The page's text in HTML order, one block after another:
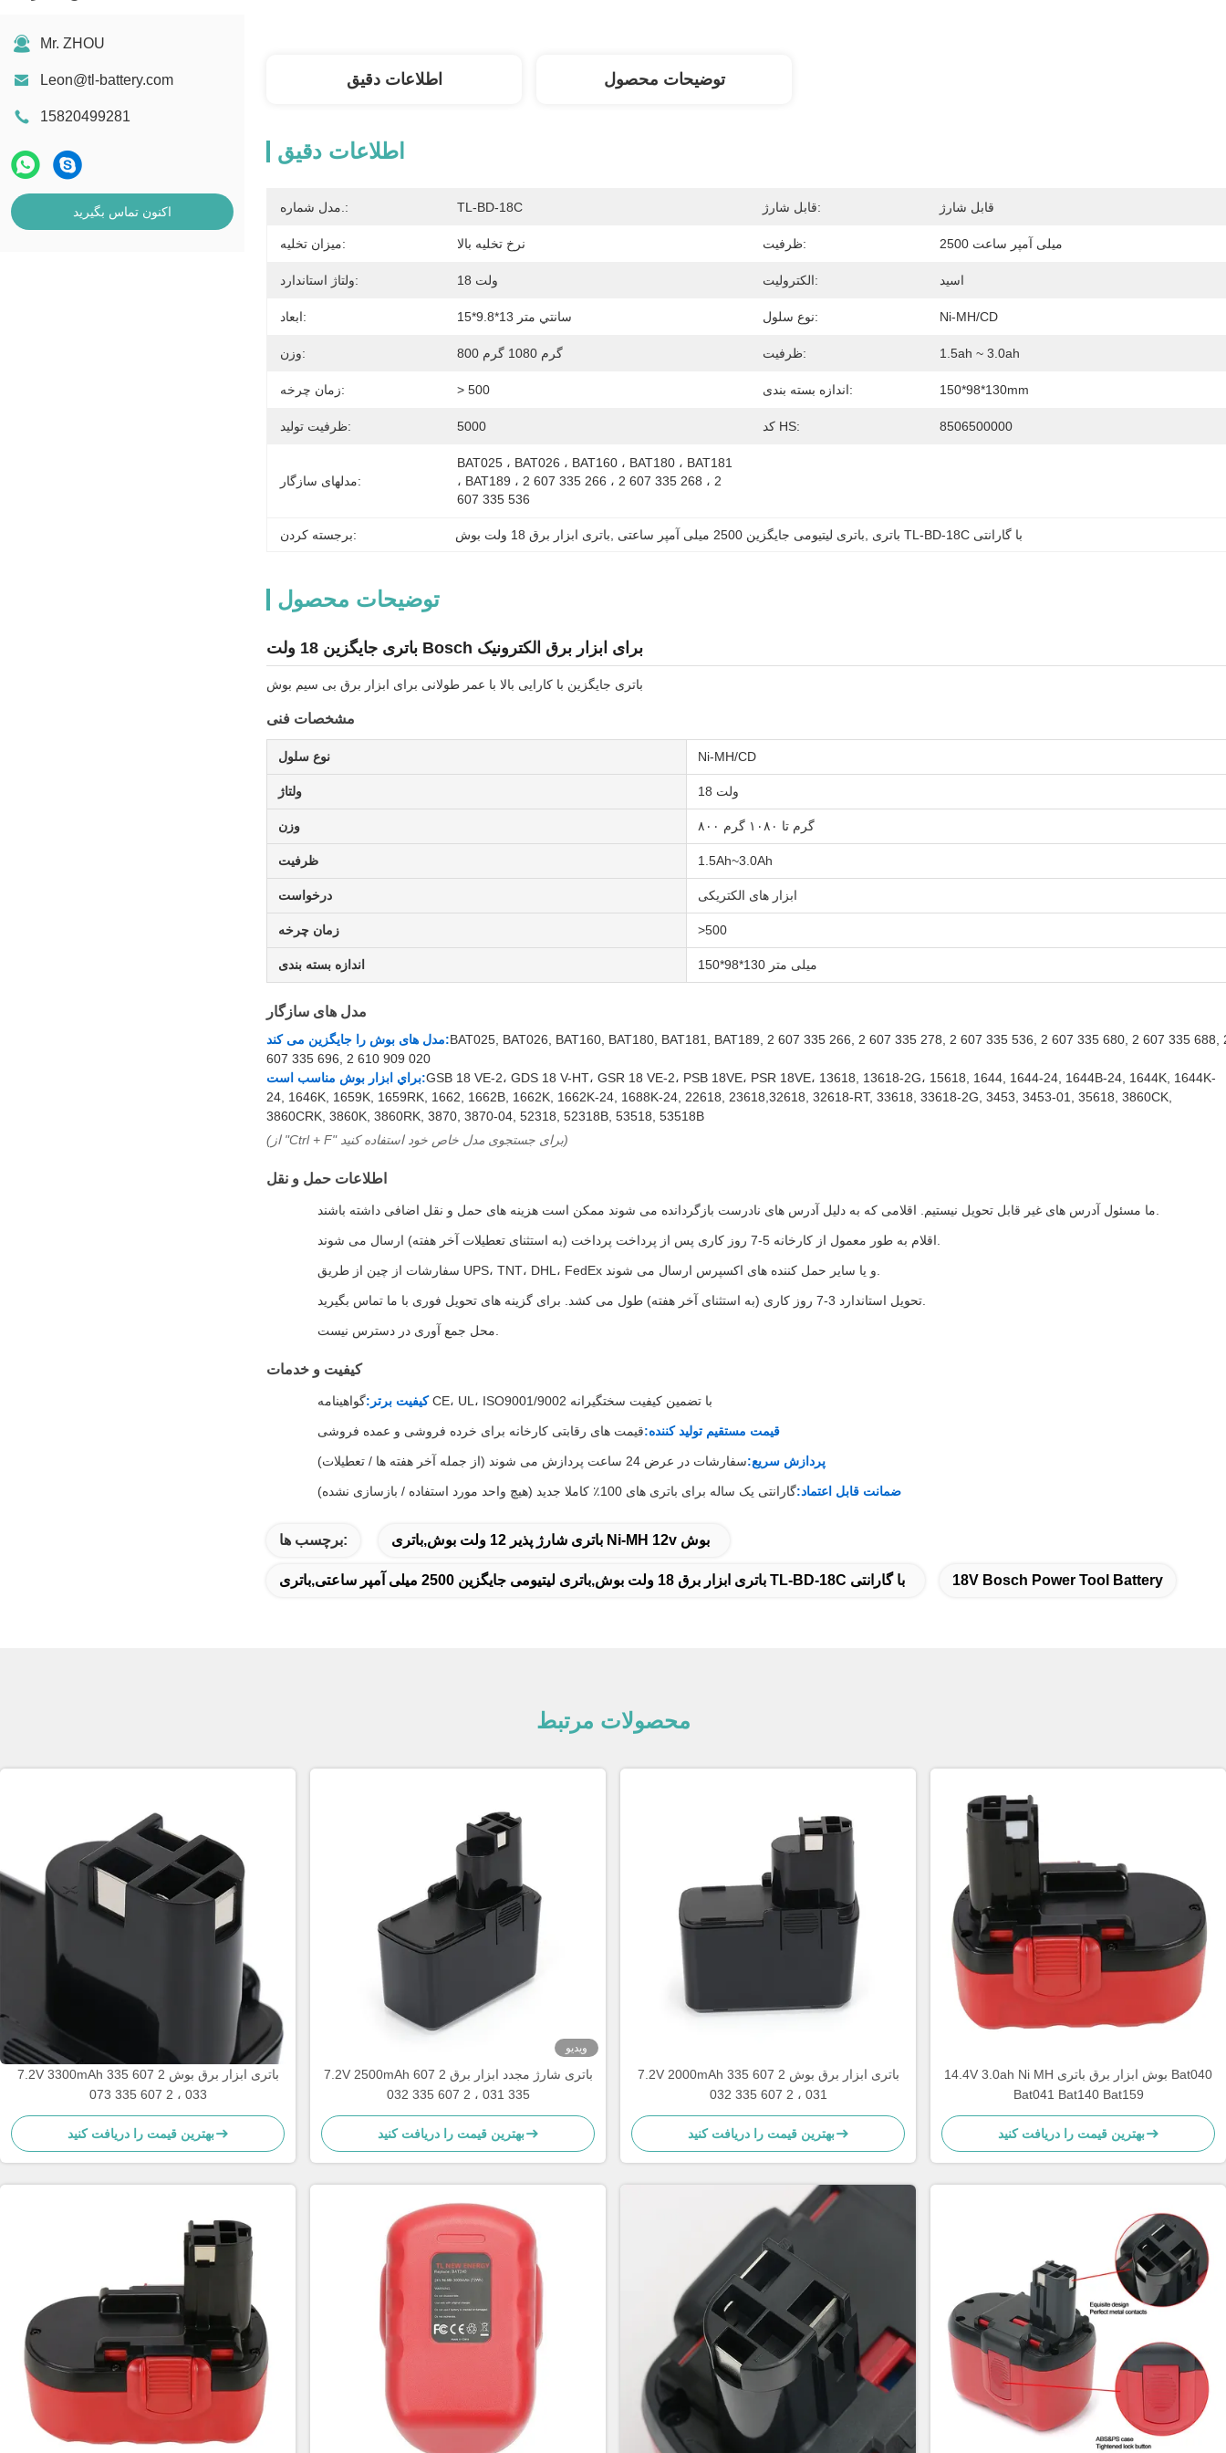
Mr. ZHOU
Leon@tl-battery.com
15820499281
اکنون تماس بگیرید
اطلاعات دقیق توضیحات محصول
اطلاعات دقیق
مدل شماره.: TL-BD-18C قابل شارژ: قابل شارژ
میزان تخلیه: نرخ تخلیه بالا ظرفیت: 2500 میلی آمپر ساعت
ولتاژ استاندارد: 18 ولت الکترولیت: اسید
ابعاد: 15*9.8*13 سانتي متر نوع سلول: Ni-MH/CD
وزن: 800 گرم 1080 گرم ظرفیت: 1.5ah ~ 3.0ah
زمان چرخه: > 500 اندازه بسته بندی: 150*98*130mm
ظرفیت تولید: 5000 کد HS: 8506500000
مدلهای سازگار:
BAT025 ، BAT026 ، BAT160 ، BAT180 ، BAT181
، BAT189 ، 2 607 335 266 ، 2 607 335 268 ، 2
607 335 536
برجسته کردن: باتری ابزار برق 18 ولت بوش باتری لیتیومی جایگزین 2500 میلی آمپر ساعتی باتری TL-BD-18C با گارانتی
توضیحات محصول
باتری جایگزین 18 ولت Bosch برای ابزار برق الکترونیک
باتری جایگزین با کارایی بالا با عمر طولانی برای ابزار برق بی سیم بوش
مشخصات فنی
نوع سلول Ni-MH/CD
ولتاژ 18 ولت
وزن ۸۰۰ گرم تا ۱۰۸۰ گرم
ظرفیت 1.5Ah~3.0Ah
درخواست ابزار های الکتریکی
زمان چرخه >500
اندازه بسته بندی 150*98*130 میلی متر
مدل های سازگار
مدل های بوش را جایگزین می کند:BAT025, BAT026, BAT160, BAT180, BAT181, BAT189, 2 607 335 266, 2 607 335 278, 2 607 335 536, 2 607 335 680, 2 607 335 688,
607 335 696, 2 610 909 020
براي ابزار بوش مناسب است:GSB 18 VE-2، GDS 18 V-HT، GSR 18 VE-2، PSB 18VE، PSR 18VE، 13618, 13618-2G، 15618, 1644, 1644-24, 1644B-24, 1644K, 1644K-
24, 1646K, 1659K, 1659RK, 1662, 1662B, 1662K, 1662K-24, 1688K-24, 22618, 23618,32618, 32618-RT, 33618, 33618-2G, 3453, 3453-01, 35618, 3860CK,
3860CRK, 3860K, 3860RK, 3870, 3870-04, 52318, 52318B, 53518, 53518B
(از "Ctrl + F" برای جستجوی مدل خاص خود استفاده کنید)
اطلاعات حمل و نقل
کیفیت و خدمات
کیفیت برتر: گواهینامه CE، UL، ISO9001/9002 با تضمین کیفیت سختگیرانه
قیمت مستقیم تولید کننده:قیمت های رقابتی کارخانه برای خرده فروشی و عمده فروشی
پردازش سریع:سفارشات در عرض 24 ساعت پردازش می شوند (از جمله آخر هفته ها / تعطیلات)
ضمانت قابل اعتماد:گارانتی یک ساله برای باتری های 100٪ کاملا جدید (هیچ واحد مورد استفاده / بازسازی نشده)
برچسب ها: باتری شارژ پذیر 12 ولت بوش,باتری Ni-MH 12v بوش
باتری ابزار برق 18 ولت بوش,باتری لیتیومی جایگزین 2500 میلی آمپر ساعتی,باتری TL-BD-18C با گارانتی 18V Bosch Power Tool Battery
محصولات مرتبط
7.2V 3300mAh باتری ابزار برق بوش 2 607 335
033 ، 2 607 335 073
بهترین قیمت را دریافت کنید
ویدیو
7.2V 2500mAh باتری شارژ مجدد ابزار برق 2 607
335 031 ، 2 607 335 032
بهترین قیمت را دریافت کنید
7.2V 2000mAh باتری ابزار برق بوش 2 607 335
031 ، 2 607 335 032
بهترین قیمت را دریافت کنید
14.4V 3.0ah Ni MH بوش ابزار برق باتری Bat040
Bat041 Bat140 Bat159
بهترین قیمت را دریافت کنید